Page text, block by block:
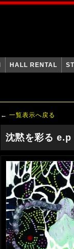
HALL RENTAL
← 一覧表示へ戻る
沈黙を彩る e.p